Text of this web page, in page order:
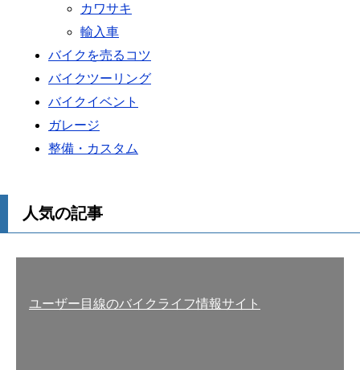
カワサキ
輸入車
バイクを売るコツ
バイクツーリング
バイクイベント
ガレージ
整備・カスタム
人気の記事
ユーザー目線のバイクライフ情報サイト